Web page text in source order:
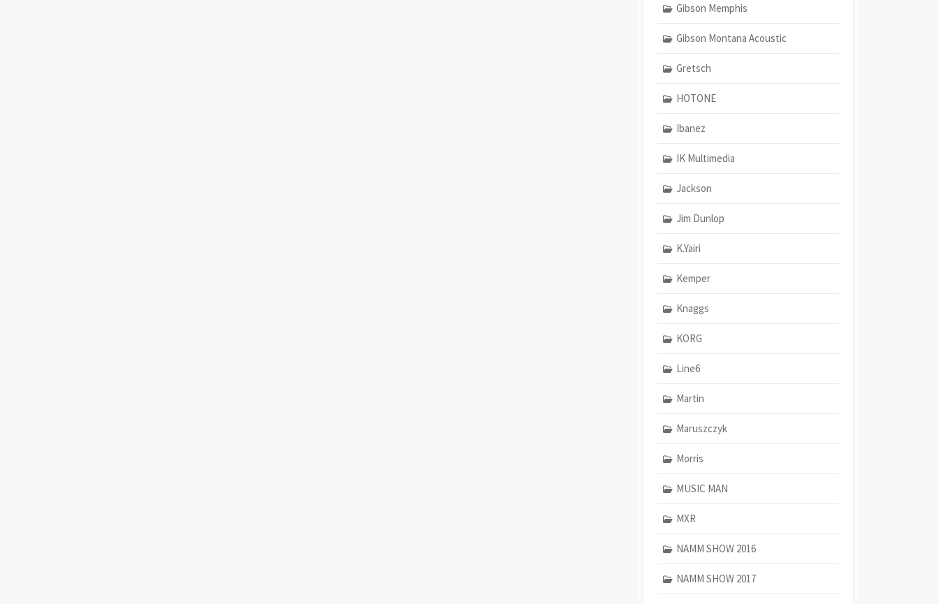
Gibson Memphis
Gibson Montana Acoustic
Gretsch
HOTONE
Ibanez
IK Multimedia
Jackson
Jim Dunlop
K.Yairi
Kemper
Knaggs
KORG
Line6
Martin
Maruszczyk
Morris
MUSIC MAN
MXR
NAMM SHOW 2016
NAMM SHOW 2017